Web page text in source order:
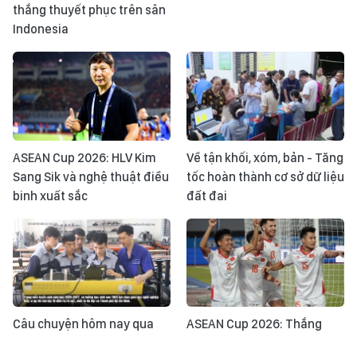
thắng thuyết phục trên sân
Indonesia
ASEAN Cup 2026: HLV Kim
Sang Sik và nghệ thuật điều
binh xuất sắc
Về tận khối, xóm, bản - Tăng
tốc hoàn thành cơ sở dữ liệu
đất đai
Câu chuyện hôm nay qua
ASEAN Cup 2026: Thắng